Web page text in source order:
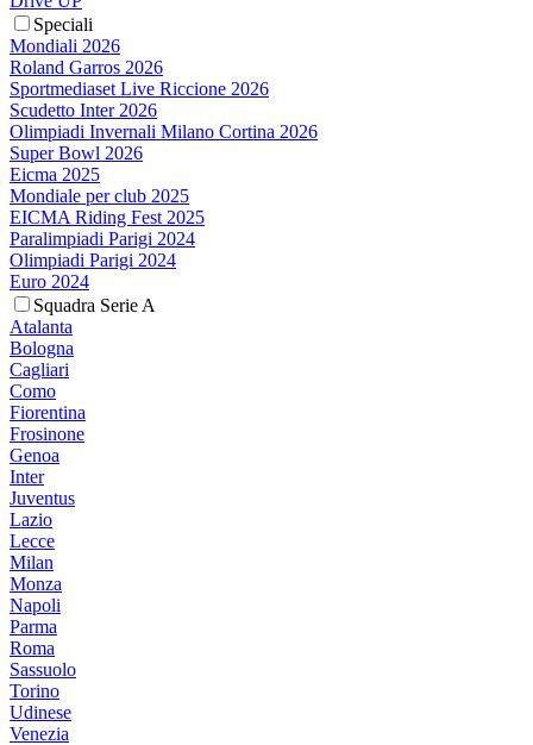
Speciali
Mondiali 2026
Roland Garros 2026
Sportmediaset Live Riccione 2026
Scudetto Inter 2026
Olimpiadi Invernali Milano Cortina 2026
Super Bowl 2026
Eicma 2025
Mondiale per club 2025
EICMA Riding Fest 2025
Paralimpiadi Parigi 2024
Olimpiadi Parigi 2024
Euro 2024
Squadra Serie A
Atalanta
Bologna
Cagliari
Como
Fiorentina
Frosinone
Genoa
Inter
Juventus
Lazio
Lecce
Milan
Monza
Napoli
Parma
Roma
Sassuolo
Torino
Udinese
Venezia